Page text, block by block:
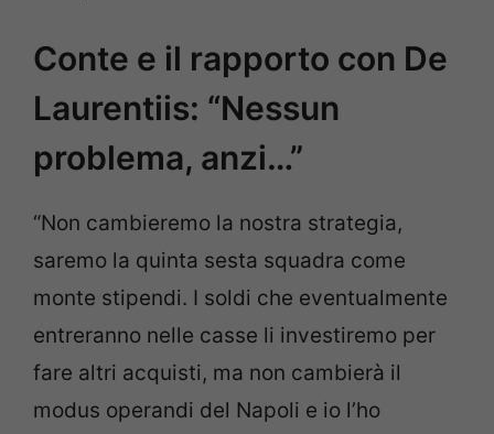
Conte e il rapporto con De
Laurentiis: “Nessun
problema, anzi…”
“Non cambieremo la nostra strategia,
saremo la quinta sesta squadra come
monte stipendi. I soldi che eventualmente
entreranno nelle casse li investiremo per
fare altri acquisti, ma non cambierà il
modus operandi del Napoli e io l’ho